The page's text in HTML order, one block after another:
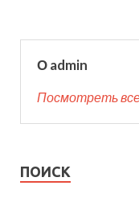
О admin
Посмотреть
ПОИСК